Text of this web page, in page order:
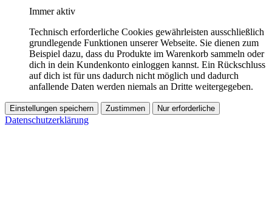
Immer aktiv
Technisch erforderliche Cookies gewährleisten ausschließlich
grundlegende Funktionen unserer Webseite. Sie dienen zum
Beispiel dazu, dass du Produkte im Warenkorb sammeln oder
dich in dein Kundenkonto einloggen kannst. Ein Rückschluss
auf dich ist für uns dadurch nicht möglich und dadurch
anfallende Daten werden niemals an Dritte weitergegeben.
Einstellungen speichern Zustimmen Nur erforderliche
Datenschutzerklärung